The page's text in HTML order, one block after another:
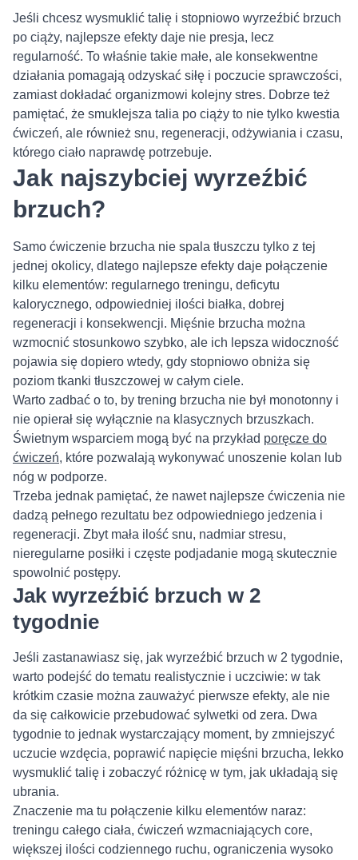
Jeśli chcesz wysmuklić talię i stopniowo wyrzeźbić brzuch
po ciąży, najlepsze efekty daje nie presja, lecz
regularność. To właśnie takie małe, ale konsekwentne
działania pomagają odzyskać siłę i poczucie sprawczości,
zamiast dokładać organizmowi kolejny stres. Dobrze też
pamiętać, że smuklejsza talia po ciąży to nie tylko kwestia
ćwiczeń, ale również snu, regeneracji, odżywiania i czasu,
którego ciało naprawdę potrzebuje.
Jak najszybciej wyrzeźbić
brzuch?
Samo ćwiczenie brzucha nie spala tłuszczu tylko z tej
jednej okolicy, dlatego najlepsze efekty daje połączenie
kilku elementów: regularnego treningu, deficytu
kalorycznego, odpowiedniej ilości białka, dobrej
regeneracji i konsekwencji. Mięśnie brzucha można
wzmocnić stosunkowo szybko, ale ich lepsza widoczność
pojawia się dopiero wtedy, gdy stopniowo obniża się
poziom tkanki tłuszczowej w całym ciele.
Warto zadbać o to, by trening brzucha nie był monotonny i
nie opierał się wyłącznie na klasycznych brzuszkach.
Świetnym wsparciem mogą być na przykład poręcze do
ćwiczeń, które pozwalają wykonywać unoszenie kolan lub
nóg w podporze.
Trzeba jednak pamiętać, że nawet najlepsze ćwiczenia nie
dadzą pełnego rezultatu bez odpowiedniego jedzenia i
regeneracji. Zbyt mała ilość snu, nadmiar stresu,
nieregularne posiłki i częste podjadanie mogą skutecznie
spowolnić postępy.
Jak wyrzeźbić brzuch w 2
tygodnie
Jeśli zastanawiasz się, jak wyrzeźbić brzuch w 2 tygodnie,
warto podejść do tematu realistycznie i uczciwie: w tak
krótkim czasie można zauważyć pierwsze efekty, ale nie
da się całkowicie przebudować sylwetki od zera. Dwa
tygodnie to jednak wystarczający moment, by zmniejszyć
uczucie wzdęcia, poprawić napięcie mięśni brzucha, lekko
wysmuklić talię i zobaczyć różnicę w tym, jak układają się
ubrania.
Znaczenie ma tu połączenie kilku elementów naraz:
treningu całego ciała, ćwiczeń wzmacniających core,
większej ilości codziennego ruchu, ograniczenia wysoko